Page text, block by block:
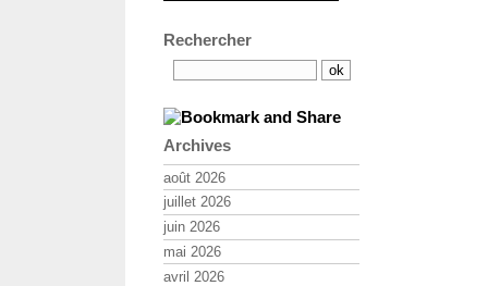
Rechercher
Archives
août 2026
juillet 2026
juin 2026
mai 2026
avril 2026